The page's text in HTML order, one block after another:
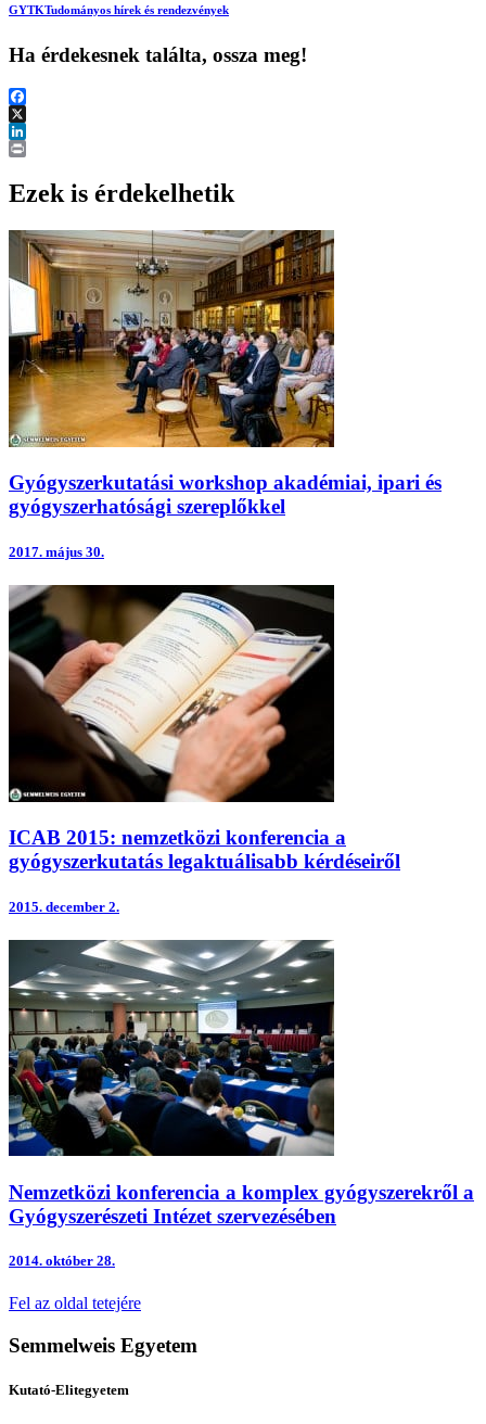
GYTKTudományos hírek és rendezvények
Ha érdekesnek találta, ossza meg!
Facebook
X
LinkedIn
Ezek is érdekelhetik
Gyógyszerkutatási workshop akadémiai, ipari és
gyógyszerhatósági szereplőkkel
2017. május 30.
ICAB 2015: nemzetközi konferencia a
gyógyszerkutatás legaktuálisabb kérdéseiről
2015. december 2.
Nemzetközi konferencia a komplex gyógyszerekről a
Gyógyszerészeti Intézet szervezésében
2014. október 28.
Fel az oldal tetejére
Semmelweis Egyetem
Kutató-Elitegyetem